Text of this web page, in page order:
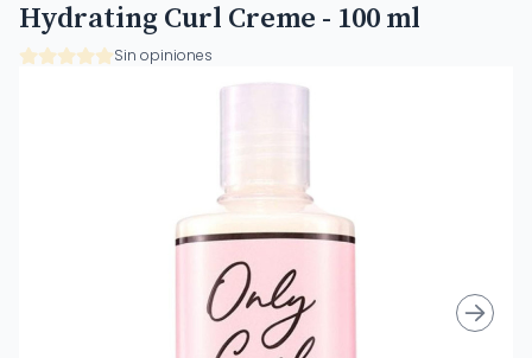
Hydrating Curl Creme - 100 ml
Sin opiniones